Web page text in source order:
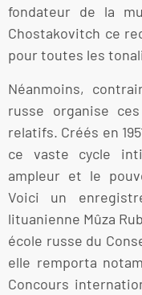
fondateur de la
Chostakovitch ce
pour toutes les
Néanmoins,
russe organise
relatifs. Créés en
ce vaste cycle
ampleur et le
Voici un
lituanienne Mûza
école russe du
elle remporta
Concours